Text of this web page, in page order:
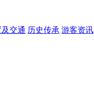
交通 历史传承 游客资讯